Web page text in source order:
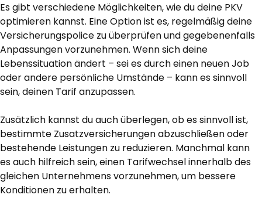
Es gibt verschiedene Möglichkeiten, wie du deine PKV
optimieren kannst. Eine Option ist es, regelmäßig deine
Versicherungspolice zu überprüfen und gegebenenfalls
Anpassungen vorzunehmen. Wenn sich deine
Lebenssituation ändert – sei es durch einen neuen Job
oder andere persönliche Umstände – kann es sinnvoll
sein, deinen Tarif anzupassen.
Zusätzlich kannst du auch überlegen, ob es sinnvoll ist,
bestimmte Zusatzversicherungen abzuschließen oder
bestehende Leistungen zu reduzieren. Manchmal kann
es auch hilfreich sein, einen Tarifwechsel innerhalb des
gleichen Unternehmens vorzunehmen, um bessere
Konditionen zu erhalten.